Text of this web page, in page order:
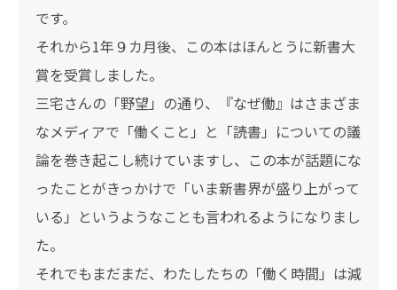
です。
それから1年９カ月後、この本はほんとうに新書大
賞を受賞しました。
三宅さんの「野望」の通り、『なぜ働』はさまざま
なメディアで「働くこと」と「読書」についての議
論を巻き起こし続けていますし、この本が話題にな
ったことがきっかけで「いま新書界が盛り上がって
いる」というようなことも言われるようになりまし
た。
それでもまだまだ、わたしたちの「働く時間」は減